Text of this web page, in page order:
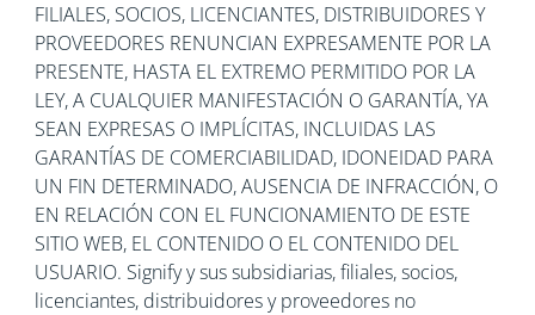
FILIALES, SOCIOS, LICENCIANTES, DISTRIBUIDORES Y
PROVEEDORES RENUNCIAN EXPRESAMENTE POR LA
PRESENTE, HASTA EL EXTREMO PERMITIDO POR LA
LEY, A CUALQUIER MANIFESTACIÓN O GARANTÍA, YA
SEAN EXPRESAS O IMPLÍCITAS, INCLUIDAS LAS
GARANTÍAS DE COMERCIABILIDAD, IDONEIDAD PARA
UN FIN DETERMINADO, AUSENCIA DE INFRACCIÓN, O
EN RELACIÓN CON EL FUNCIONAMIENTO DE ESTE
SITIO WEB, EL CONTENIDO O EL CONTENIDO DEL
USUARIO. Signify y sus subsidiarias, filiales, socios,
licenciantes, distribuidores y proveedores no